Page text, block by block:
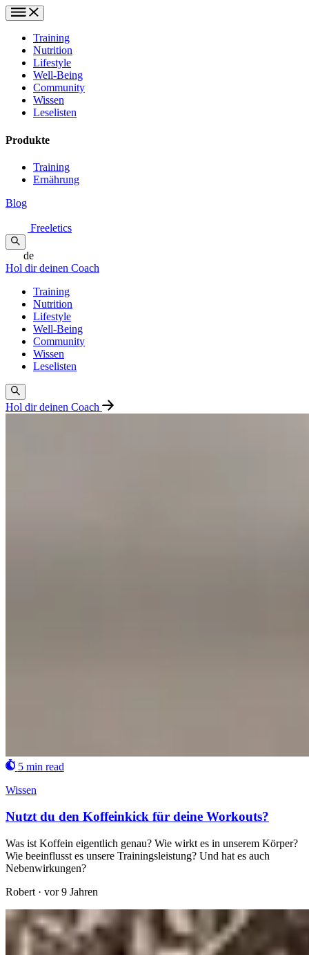
Training
Nutrition
Lifestyle
Well-Being
Community
Wissen
Leselisten
Produkte
Training
Ernährung
Blog
Freeletics
de
Hol dir deinen Coach
Training
Nutrition
Lifestyle
Well-Being
Community
Wissen
Leselisten
Hol dir deinen Coach
5 min read
Wissen
Nutzt du den Koffeinkick für deine Workouts?
Was ist Koffein eigentlich genau? Wie wirkt es in unserem Körper?
Wie beeinflusst es unsere Trainingsleistung? Und hat es auch
Nebenwirkungen?
Robert · vor 9 Jahren